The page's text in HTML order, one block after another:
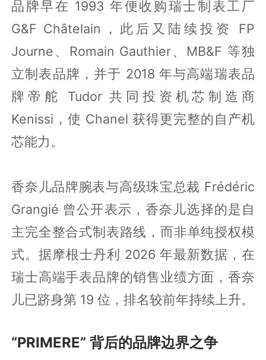
品牌早在 1993 年便收购瑞士制表工厂
G&F Châtelain，此后又陆续投资 FP
Journe、Romain Gauthier、MB&F 等独
立制表品牌，并于 2018 年与高端瑞表品
牌帝舵 Tudor 共同投资机芯制造商
Kenissi，使 Chanel 获得更完整的自产机
芯能力。
香奈儿品牌腕表与高级珠宝总裁 Frédéric
Grangié 曾公开表示，香奈儿选择的是自
主完全整合式制表路线，而非单纯授权模
式。据摩根士丹利 2026 年最新数据，在
瑞士高端手表品牌的销售业绩方面，香奈
儿已跻身第 19 位，排名较前年持续上升。
“PRIMERE” 背后的品牌边界之争